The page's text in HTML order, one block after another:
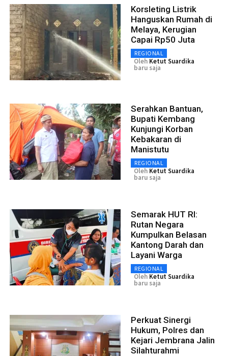
Korsleting Listrik
Hanguskan Rumah di
Melaya, Kerugian
Capai Rp50 Juta
REGIONAL
Oleh Ketut Suardika
baru saja
Serahkan Bantuan,
Bupati Kembang
Kunjungi Korban
Kebakaran di
Manistutu
REGIONAL
Oleh Ketut Suardika
baru saja
Semarak HUT RI:
Rutan Negara
Kumpulkan Belasan
Kantong Darah dan
Layani Warga
REGIONAL
Oleh Ketut Suardika
baru saja
Perkuat Sinergi
Hukum, Polres dan
Kejari Jembrana Jalin
Silahturahmi